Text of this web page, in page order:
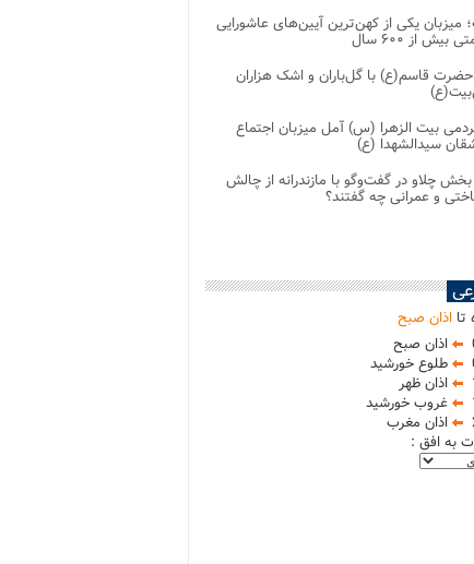
میزبان یکی از کهن‌ترین آیین‌های عاشورایی
از ۶۰۰ سال
قاسم(ع) با گل‌باران و اشک هزاران
بیت‌ الزهرا (س) آمل میزبان اجتماع
سیدالشهدا (ع)
بخش چلاو در گفت‌وگو با مازندرانه از چالش
و عمرانی چه گفتند؟
تااذان صبح
اذان صبح
طلوع خورشید
اذان ظهر
غروب خورشید
اذان مغرب
به افق :